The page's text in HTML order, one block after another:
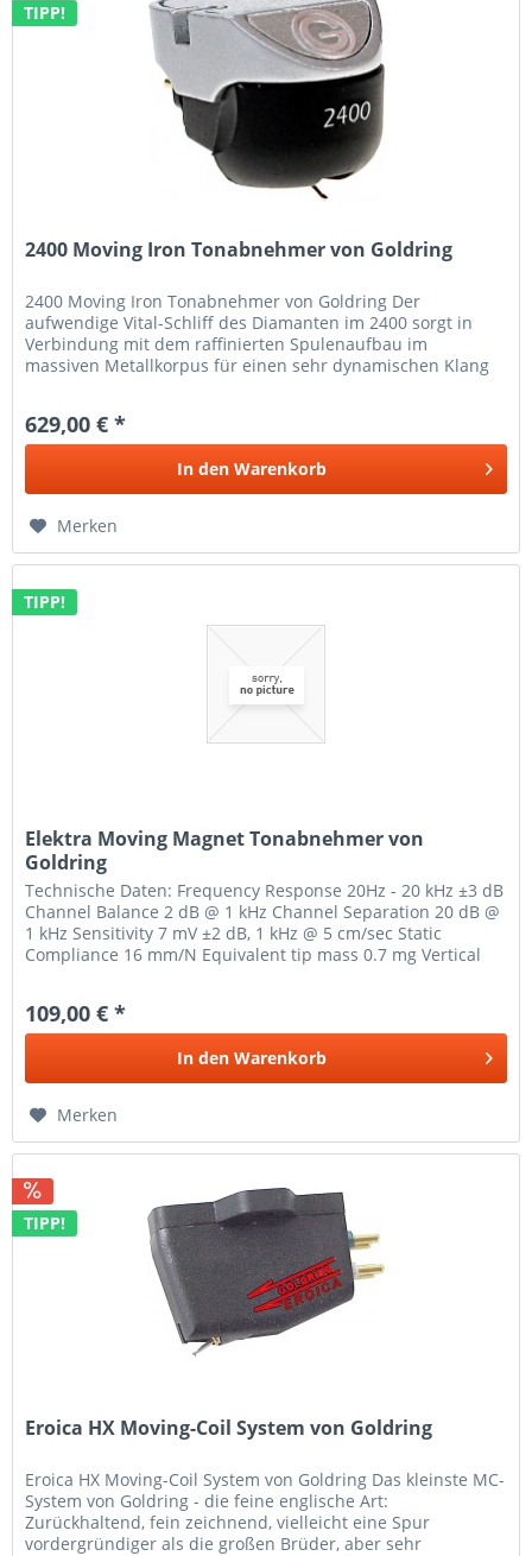
TIPP!
2400 Moving Iron Tonabnehmer von Goldring
2400 Moving Iron Tonabnehmer von Goldring Der
aufwendige Vital-Schliff des Diamanten im 2400 sorgt in
Verbindung mit dem raffinierten Spulenaufbau im
massiven Metallkorpus für einen sehr dynamischen Klang
629,00 € *
In den Warenkorb
Merken
TIPP!
Elektra Moving Magnet Tonabnehmer von
Goldring
Technische Daten: Frequency Response 20Hz - 20 kHz ±3 dB
Channel Balance 2 dB @ 1 kHz Channel Separation 20 dB @
1 kHz Sensitivity 7 mV ±2 dB, 1 kHz @ 5 cm/sec Static
Compliance 16 mm/N Equivalent tip mass 0.7 mg Vertical
109,00 € *
In den Warenkorb
Merken
TIPP!
Eroica HX Moving-Coil System von Goldring
Eroica HX Moving-Coil System von Goldring Das kleinste MC-
System von Goldring - die feine englische Art:
Zurückhaltend, fein zeichnend, vielleicht eine Spur
vordergründiger als die großen Brüder, aber sehr